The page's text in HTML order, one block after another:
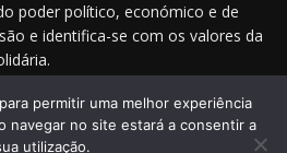
poder político, económico e de
e identifica-se com os valores da
nas redes sociais
permitir uma melhor experiência
navegar no site estará a consentir a
utilização.